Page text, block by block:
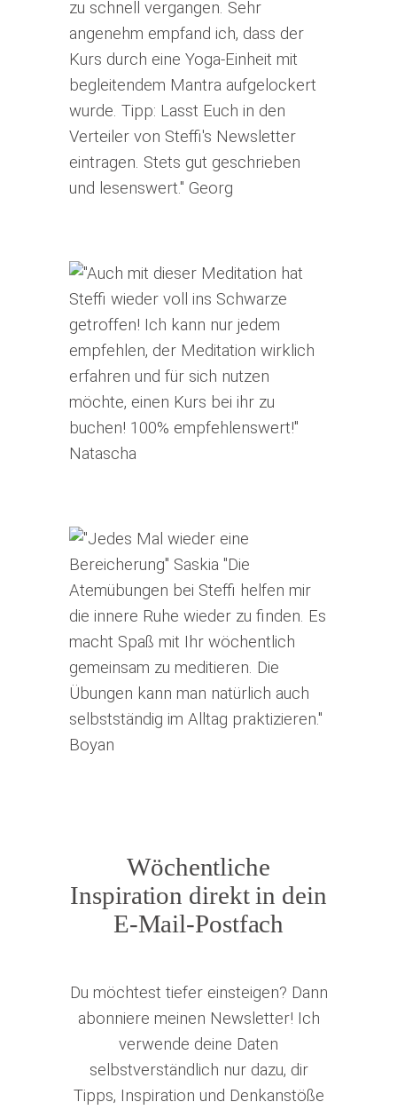
Wöchentliche
Inspiration direkt in dein
E-Mail-Postfach
Du möchtest tiefer einsteigen? Dann
abonniere meinen Newsletter! Ich
verwende deine Daten
selbstverständlich nur dazu, dir
Tipps, Inspiration und Denkanstöße